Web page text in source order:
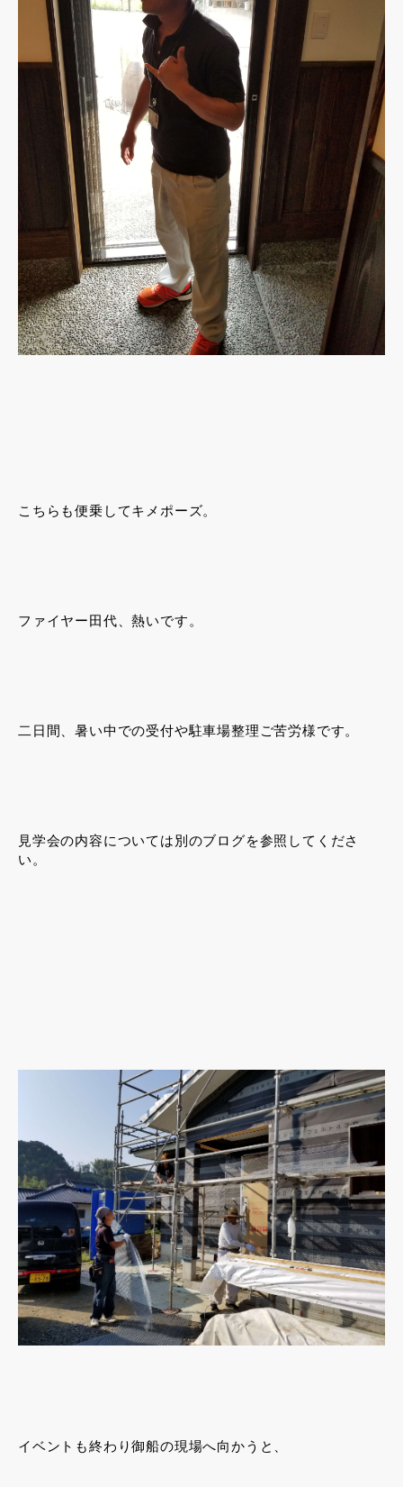
こちらも便乗してキメポーズ。
ファイヤー田代、熱いです。
二日間、暑い中での受付や駐車場整理ご苦労様です。
見学会の内容については別のブログを参照してくださ
い。
イベントも終わり御船の現場へ向かうと、